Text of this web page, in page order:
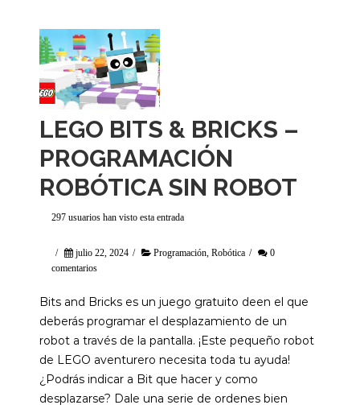
LEGO BITS & BRICKS –
PROGRAMACIÓN
ROBÓTICA SIN ROBOT
297 usuarios han visto esta entrada
/ julio 22, 2024 / Programación Robótica /
0
comentarios
Bits and Bricks es un juego gratuito deen el que
deberás programar el desplazamiento de un
robot a través de la pantalla. ¡Este pequeño robot
de LEGO aventurero necesita toda tu ayuda!
¿Podrás indicar a Bit que hacer y como
desplazarse? Dale una serie de ordenes bien